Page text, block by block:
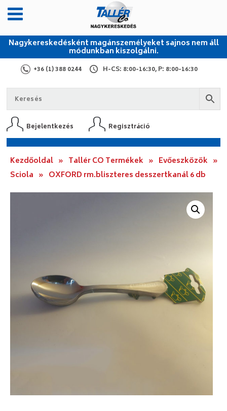
Nagykereskedésként magánszemélyeket sajnos nem áll
módunkban kiszolgálni.
+36 (1) 388 0244 H-CS: 8:00-16:30, P: 8:00-16:30
Bejelentkezés Regisztráció
Kezdőoldal » Tallér CO Termékek » Evőeszközök »
Sciola » OXFORD rm.bliszteres desszertkanál 6 db